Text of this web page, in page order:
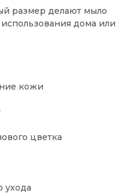
размер делают мыло
дома или
кожи
цветка
ухода